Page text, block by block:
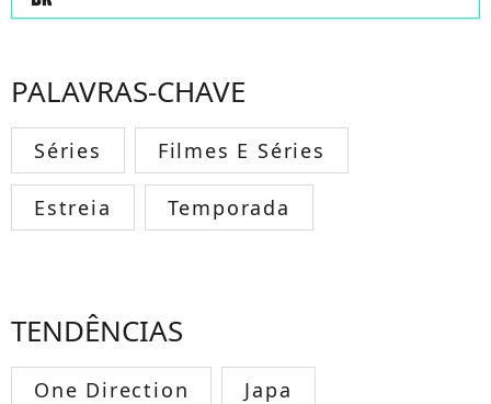
PALAVRAS-CHAVE
Séries Filmes E Séries
Estreia Temporada
TENDÊNCIAS
One Direction Japa